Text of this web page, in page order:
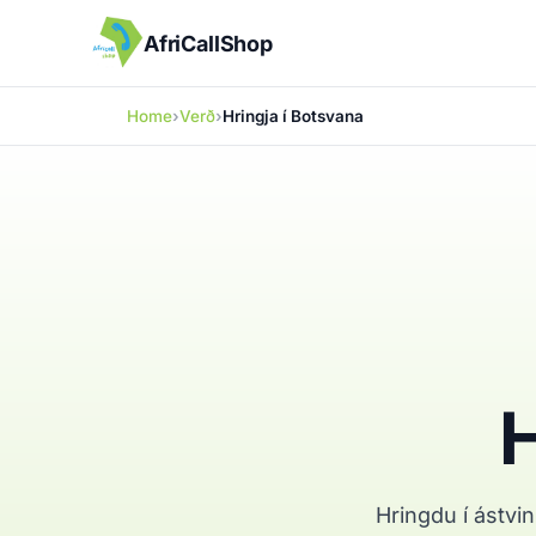
AfriCallShop
Home Verð Hringja í Botsvana
Hringdu í